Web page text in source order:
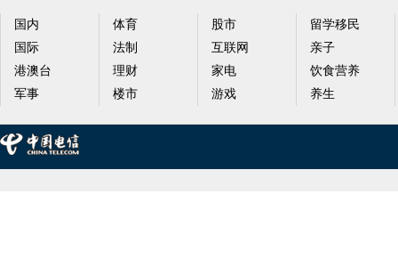
国内
国际
港澳台
军事
体育
法制
理财
楼市
股市
互联网
家电
游戏
留学移民
亲子
饮食营养
养生